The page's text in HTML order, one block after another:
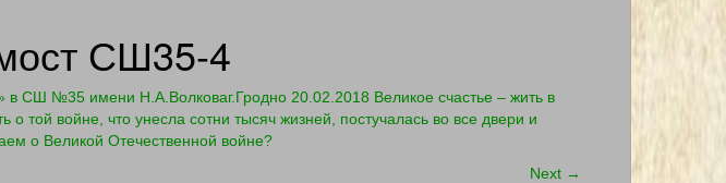
СШ35-4
в СШ №35 имени Н.А.Волковаг.Гродно 20.02.2018 Великое счастье – жить в
той войне, что унесла сотни тысяч жизней, постучалась во все двери и
о Великой Отечественной войне?
Next →